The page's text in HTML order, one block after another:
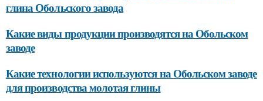
глина Обольского завода
Какие виды продукции производятся на Обольском
заводе
Какие технологии используются на Обольском заводе
для производства молотая глины